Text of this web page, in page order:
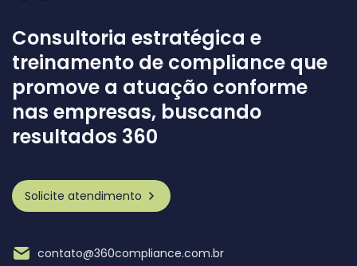
Consultoria estratégica e
treinamento de compliance que
promove a atuação conforme
nas empresas, buscando
resultados 360
Solicite atendimento
contato@360compliance.com.br